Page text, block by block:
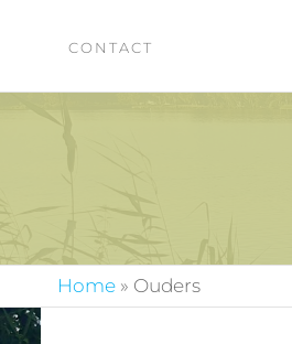
CONTACT
Home » Ouders